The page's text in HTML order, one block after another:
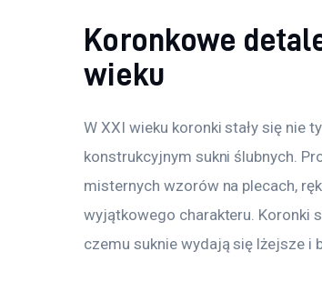
Koronkowe
wieku
W XXI wieku koronki stały się nie
konstrukcyjnym sukni ślubnych.
misternych wzorów na plecach,
wyjątkowego charakteru. Koronki
czemu suknie wydają się lżejsze i